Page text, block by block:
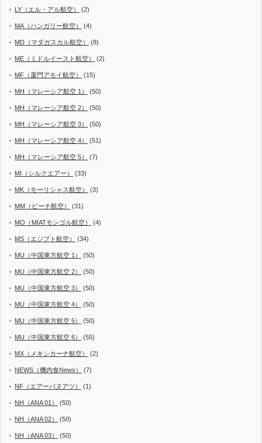
LY（エル・アル航空） (2)
MA（ハンガリー航空） (4)
MD（マダガスカル航空） (8)
ME（ミドルイースト航空） (2)
MF（厦門アモイ航空） (15)
MH（マレーシア航空 1） (50)
MH（マレーシア航空 2） (50)
MH（マレーシア航空 3） (50)
MH（マレーシア航空 4） (51)
MH（マレーシア航空 5） (7)
MI（シルクエアー） (33)
MK（モーリシャス航空） (3)
MM（ピーチ航空） (31)
MO（MIATモンゴル航空） (4)
MS（エジプト航空） (34)
MU（中国東方航空 1） (50)
MU（中国東方航空 2） (50)
MU（中国東方航空 3） (50)
MU（中国東方航空 4） (50)
MU（中国東方航空 5） (50)
MU（中国東方航空 6） (55)
MX（メキシカーナ航空） (2)
NEWS（機内食News） (7)
NF（エアーバヌアツ） (1)
NH（ANA 01） (50)
NH（ANA 02） (50)
NH（ANA 03） (50)